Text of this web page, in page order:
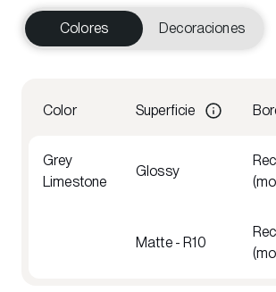
Colores Decoraciones
Color Superficie
Grey
Limestone
Glossy
Matte - R10